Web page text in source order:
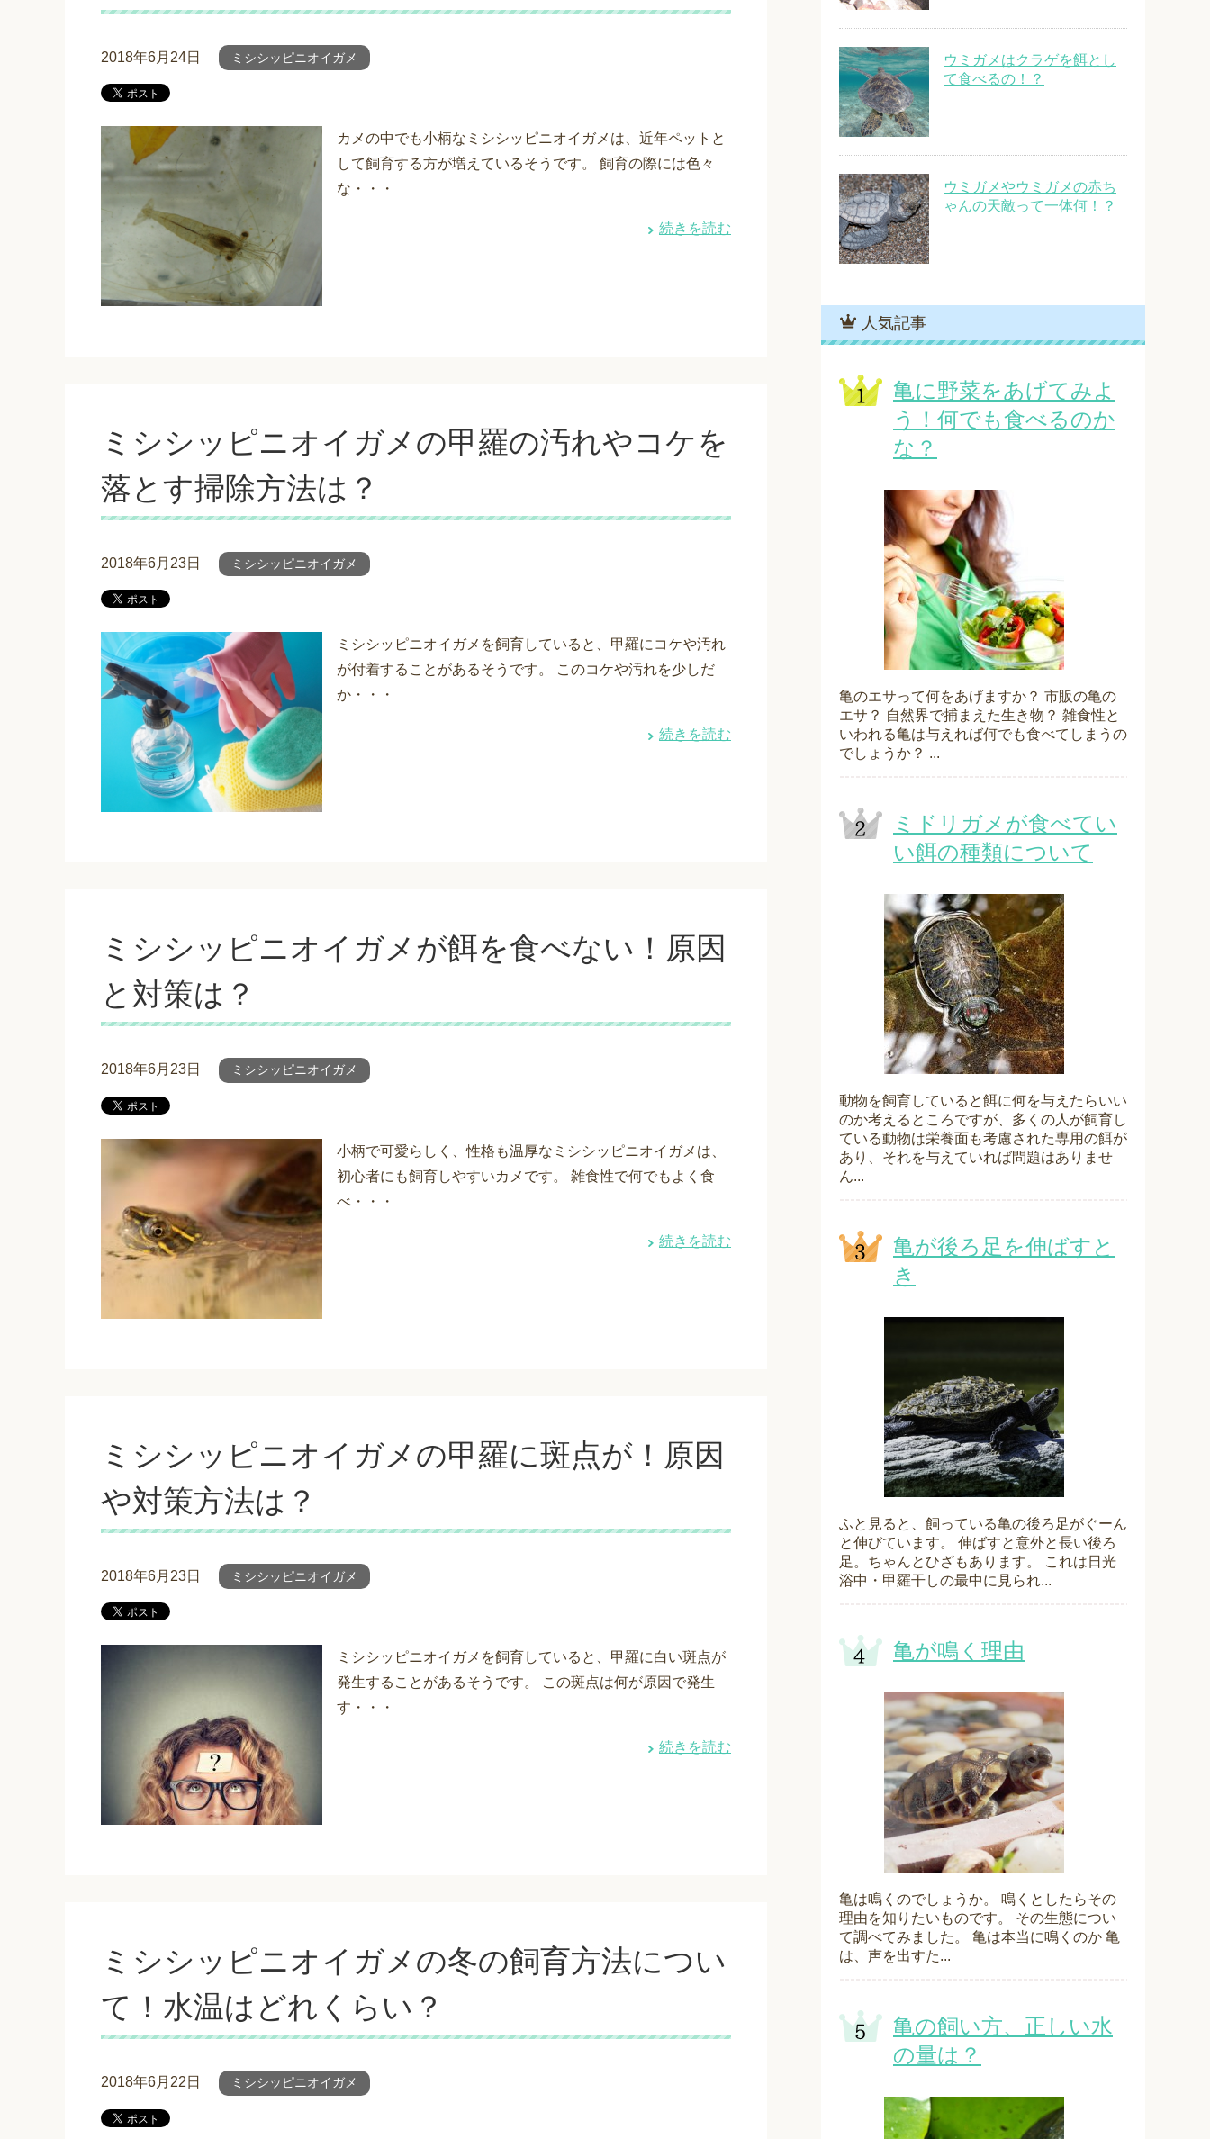
2018年6月24日 ミシシッピニオイガメ
カメの中でも小柄なミシシッピニオイガメは、近年ペットと
して飼育する方が増えているそうです。 飼育の際には色々
な・・・
続きを読む
ミシシッピニオイガメの甲羅の汚れやコケを
落とす掃除方法は？
2018年6月23日 ミシシッピニオイガメ
ミシシッピニオイガメを飼育していると、甲羅にコケや汚れ
が付着することがあるそうです。 このコケや汚れを少しだ
か・・・
続きを読む
ミシシッピニオイガメが餌を食べない！原因
と対策は？
2018年6月23日 ミシシッピニオイガメ
小柄で可愛らしく、性格も温厚なミシシッピニオイガメは、
初心者にも飼育しやすいカメです。 雑食性で何でもよく食
べ・・・
続きを読む
ミシシッピニオイガメの甲羅に斑点が！原因
や対策方法は？
2018年6月23日 ミシシッピニオイガメ
ミシシッピニオイガメを飼育していると、甲羅に白い斑点が
発生することがあるそうです。 この斑点は何が原因で発生
す・・・
続きを読む
ミシシッピニオイガメの冬の飼育方法につい
て！水温はどれくらい？
2018年6月22日 ミシシッピニオイガメ
ウミガメはクラゲを餌とし
て食べるの！？
ウミガメやウミガメの赤ち
ゃんの天敵って一体何！？
人気記事
亀に野菜をあげてみよ
う！何でも食べるのか
な？
亀のエサって何をあげますか？ 市販の亀の
エサ？ 自然界で捕まえた生き物？ 雑食性と
いわれる亀は与えれば何でも食べてしまうの
でしょうか？ ...
ミドリガメが食べてい
い餌の種類について
動物を飼育していると餌に何を与えたらいい
のか考えるところですが、多くの人が飼育し
ている動物は栄養面も考慮された専用の餌が
あり、それを与えていれば問題はありませ
ん...
亀が後ろ足を伸ばすと
き
ふと見ると、飼っている亀の後ろ足がぐーん
と伸びています。 伸ばすと意外と長い後ろ
足。ちゃんとひざもあります。 これは日光
浴中・甲羅干しの最中に見られ...
亀が鳴く理由
亀は鳴くのでしょうか。 鳴くとしたらその
理由を知りたいものです。 その生態につい
て調べてみました。 亀は本当に鳴くのか 亀
は、声を出すた...
亀の飼い方、正しい水
の量は？